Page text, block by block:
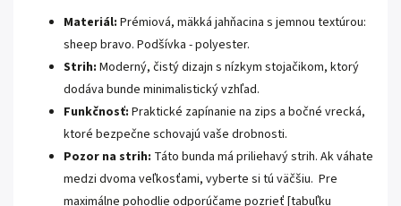
Materiál: Prémiová, mäkká jahňacina s jemnou textúrou:
sheep bravo. Podšívka - polyester.
Strih: Moderný, čistý dizajn s nízkym stojačikom, ktorý
dodáva bunde minimalistický vzhľad.
Funkčnosť: Praktické zapínanie na zips a bočné vrecká,
ktoré bezpečne schovajú vaše drobnosti.
Pozor na strih: Táto bunda má priliehavý strih. Ak váhate
medzi dvoma veľkosťami, vyberte si tú väčšiu. Pre
maximálne pohodlie odporúčame pozrieť [tabuľku